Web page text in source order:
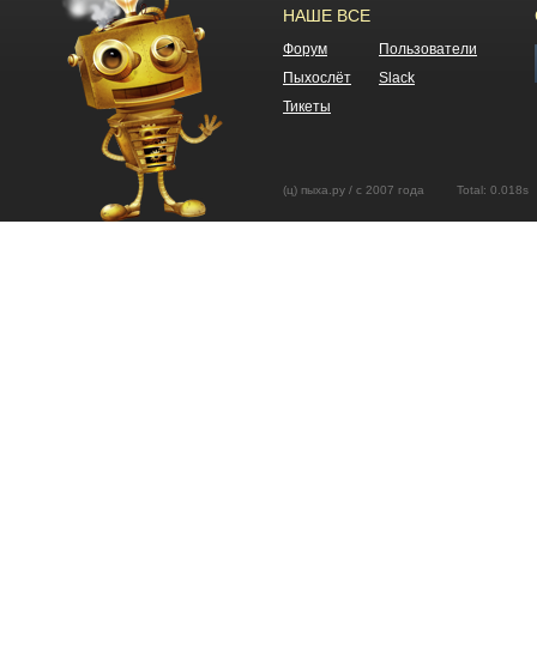
НАШЕ ВСЕ
Форум
Пользователи
Пыхослёт
Slack
Тикеты
(ц) пыха.ру / с 2007 года Total: